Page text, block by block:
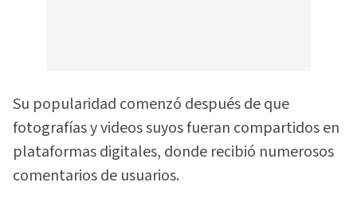
Su popularidad comenzó después de que
fotografías y videos suyos fueran compartidos en
plataformas digitales, donde recibió numerosos
comentarios de usuarios.